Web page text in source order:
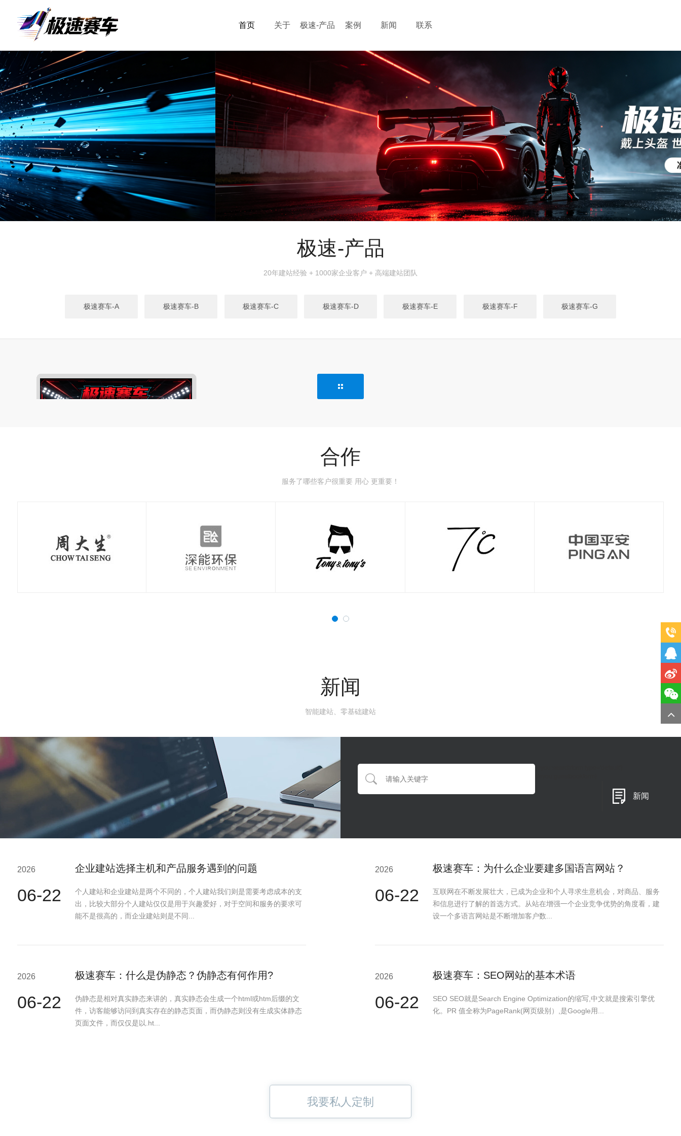
首页 关于 极速-产品 案例 新闻 联系
极速-产品
20年建站经验 + 1000家企业客户 + 高端建站团队
极速赛车-A 极速赛车-B 极速赛车-C 极速赛车-D 极速赛车-E 极速赛车-F 极速赛车-G
合作
服务了哪些客户很重要 用心 更重要！
新闻
智能建站、零基础建站
{eyou:searchform type='default'}
新闻
2026
06-22
企业建站选择主机和产品服务遇到的问题
个人建站和企业建站是两个不同的，个人建站我们则是需要考虑成本的支
出，比较大部分个人建站仅仅是用于兴趣爱好，对于空间和服务的要求可
能不是很高的，而企业建站则是不同...
2026
06-22
极速赛车：为什么企业要建多国语言网站？
互联网在不断发展壮大，已成为企业和个人寻求生意机会，对商品、服务
和信息进行了解的首选方式。从站在增强一个企业竞争优势的角度看，建
设一个多语言网站是不断增加客户数...
2026
06-22
极速赛车：什么是伪静态？伪静态有何作用?
伪静态是相对真实静态来讲的，真实静态会生成一个html或htm后缀的文
件，访客能够访问到真实存在的静态页面，而伪静态则没有生成实体静态
页面文件，而仅仅是以.ht...
2026
06-22
极速赛车：SEO网站的基本术语
SEO SEO就是Search Engine Optimization的缩写,中文就是搜索引擎优
化。PR 值全称为PageRank(网页级别）,是Google用...
我要私人定制